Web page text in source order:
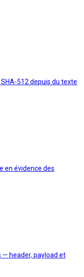
512 depuis du texte
en évidence des
— header, payload et